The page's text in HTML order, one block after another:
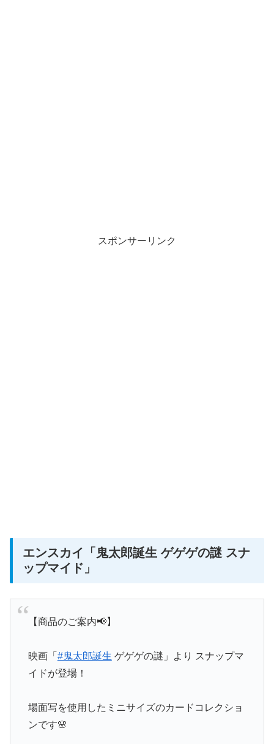
スポンサーリンク
エンスカイ 「鬼太郎誕生 ゲゲゲの謎 スナ
ップマイド」
【商品のご案内📢】
映画「 #鬼太郎誕生 ゲゲゲの謎」より スナップマ
イドが登場！
場面写を使用したミニサイズのカードコレクショ
ンです🌸